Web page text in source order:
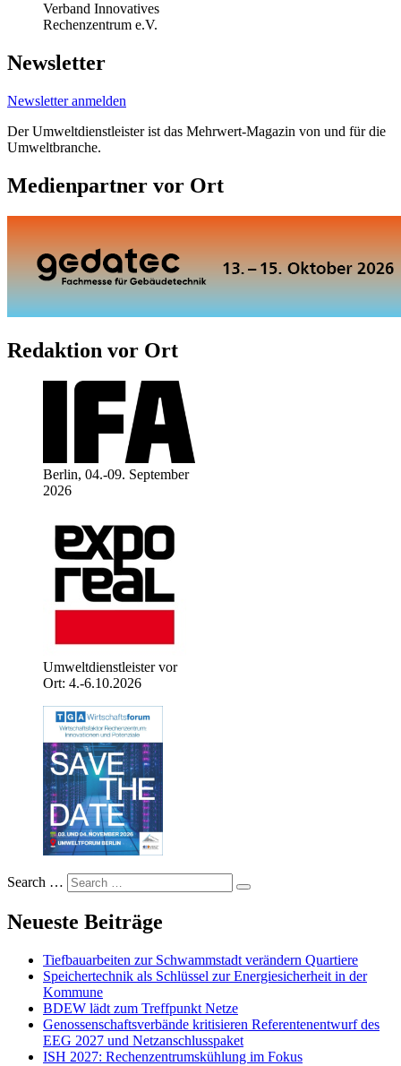
Verband Innovatives
Rechenzentrum e.V.
Newsletter
Newsletter anmelden
Der Umweltdienstleister ist das Mehrwert-Magazin von und für die
Umweltbranche.
Medienpartner vor Ort
Redaktion vor Ort
Berlin, 04.-09. September
2026
Umweltdienstleister vor
Ort: 4.-6.10.2026
Search …
Neueste Beiträge
Tiefbauarbeiten zur Schwammstadt verändern Quartiere
Speichertechnik als Schlüssel zur Energiesicherheit in der
Kommune
BDEW lädt zum Treffpunkt Netze
Genossenschaftsverbände kritisieren Referentenentwurf des
EEG 2027 und Netzanschlusspaket
ISH 2027: Rechenzentrumskühlung im Fokus